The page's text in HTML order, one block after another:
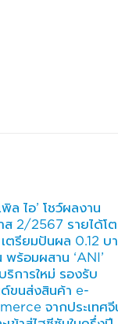
พิล ไอ’ โชว์ผลงาน
ส 2/2567 รายได้โต
เตรียมปันผล 0.12 บ
พร้อมผสาน ‘ANI’
ริการใหม่ รองรับ
ขนส่งสินค้า e-
จากประเทศจี